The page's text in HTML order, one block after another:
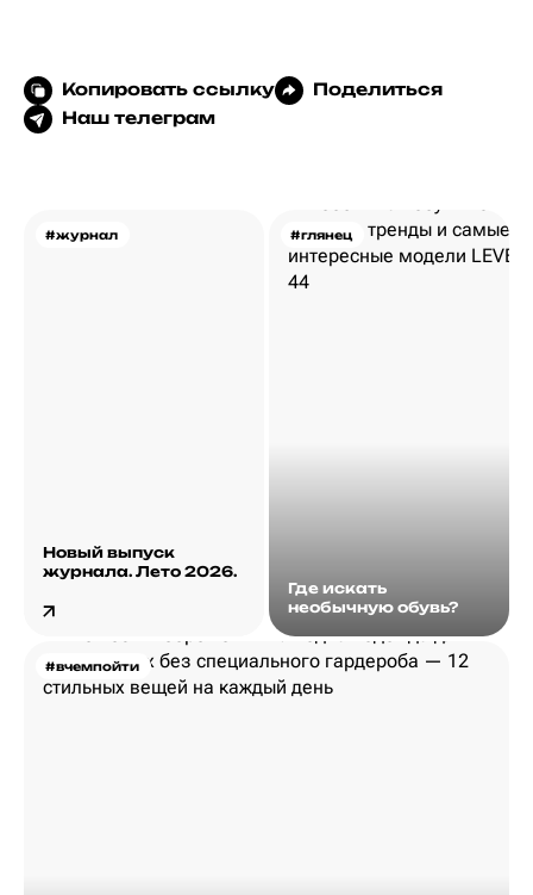
Копировать ссылку
Поделиться
Наш телеграм
#журнал
Новый выпуск
журнала. Лето 2026.
#глянец
Где искать
необычную обувь?
#вчемпойти